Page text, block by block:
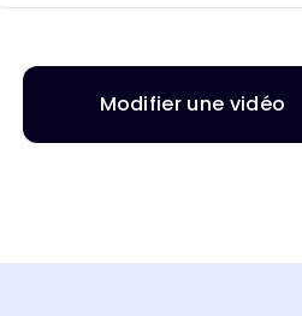
Modifier une vidéo